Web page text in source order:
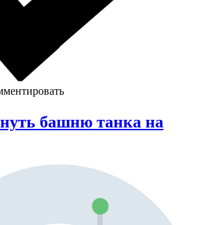
башню танка на